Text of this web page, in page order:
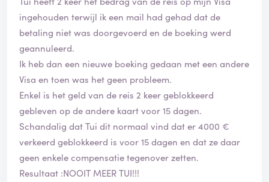
een eerlijke prijs zullen betalen."
De reactie van TUI, per e-mail van 5 november 2025, is:
"...Als de prijs voor een reis daalt nadat u die reis heeft
geboekt, kunt u daaraan helaas geen rechten ontlenen.
Dit staat ook vermeld in onze algemene voorwaarden.
De prijs die u heeft betaald was de geldende prijs op
het moment van uw boeking..."
De angst om bij een volgende boeking weer te veel te
betalen, wordt door TUI niet weggenomen.
ingehouden terwijl ik een mail had gehad dat de
betaling niet was doorgevoerd en de boeking werd
geannuleerd.
Ik heb dan een nieuwe boeking gedaan met een andere
Visa en toen was het geen probleem.
Enkel is het geld van de reis 2 keer geblokkeerd
gebleven op de andere kaart voor 15 dagen.
Schandalig dat Tui dit normaal vind dat er 4000 €
verkeerd geblokkeerd is voor 15 dagen en dat ze daar
geen enkele compensatie tegenover zetten.
Resultaat :NOOIT MEER TUI!!!